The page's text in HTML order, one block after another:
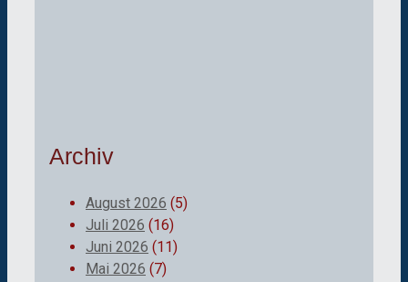
Archiv
August 2026 (5)
Juli 2026 (16)
Juni 2026 (11)
Mai 2026 (7)